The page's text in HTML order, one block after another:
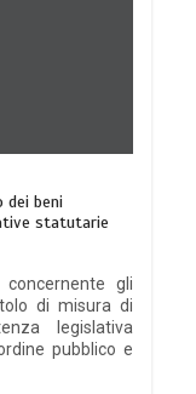
dei beni
statutarie
gli
di misura di
legislativa
pubblico e